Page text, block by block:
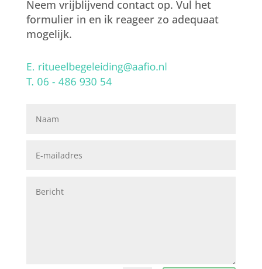
Neem vrijblijvend contact op. Vul het
formulier in en ik reageer zo adequaat
mogelijk.